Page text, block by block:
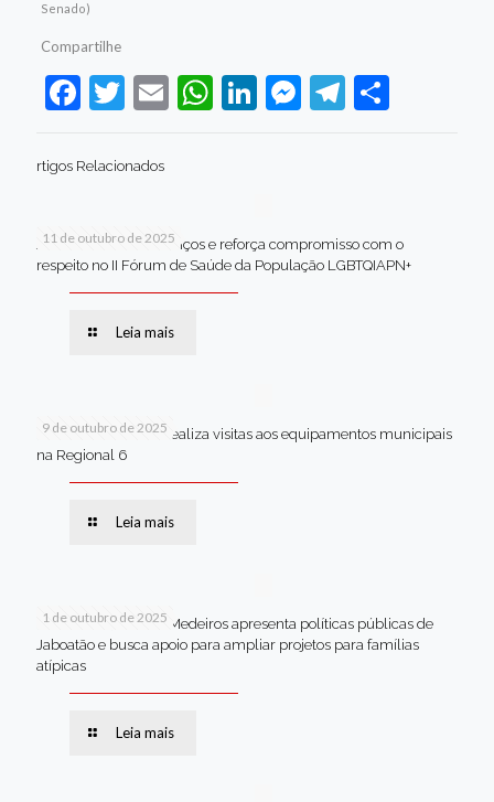
Senado)
Compartilhe
Facebook
Twitter
EmailWhatsApp
LinkedIn
Messenger
Telegram
Share
rtigos Relacionados
11 de outubro de 2025
Jaboatão celebra avanços e reforça compromisso com o
respeito no II Fórum de Saúde da População LGBTQIAPN+
Leia mais
9 de outubro de 2025
Van dos secretários realiza visitas aos equipamentos municipais
na Regional 6
Leia mais
1 de outubro de 2025
Em Brasília, Andréa Medeiros apresenta políticas públicas de
Jaboatão e busca apoio para ampliar projetos para famílias
atípicas
Leia mais